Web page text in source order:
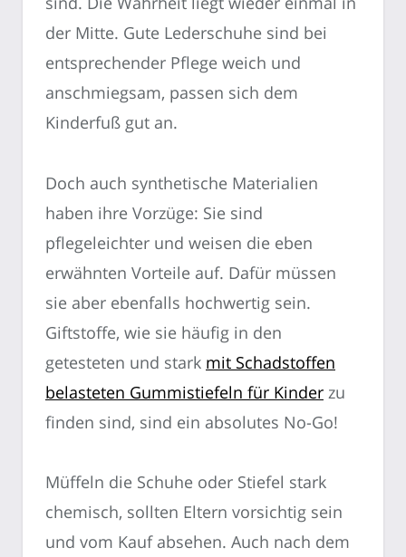
der Mitte. Gute Lederschuhe sind bei
entsprechender Pflege weich und
anschmiegsam, passen sich dem
Kinderfuß gut an.
Doch auch synthetische Materialien
haben ihre Vorzüge: Sie sind
pflegeleichter und weisen die eben
erwähnten Vorteile auf. Dafür müssen
sie aber ebenfalls hochwertig sein.
Giftstoffe, wie sie häufig in den
getesteten und stark mit Schadstoffen
belasteten Gummistiefeln für Kinder zu
finden sind, sind ein absolutes No-Go!
Müffeln die Schuhe oder Stiefel stark
chemisch, sollten Eltern vorsichtig sein
und vom Kauf absehen. Auch nach dem